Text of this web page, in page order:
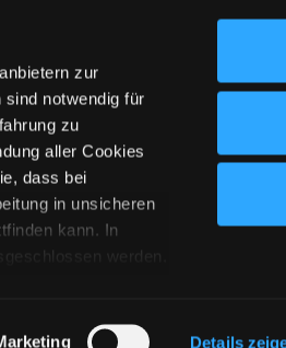
zur
notwendig für
zu
aller Cookies
dass bei
in unsicheren
kann. In
werden.
und ähnlichen
Details
Newsletter
und keine Veranstaltung
jetzt abonnieren